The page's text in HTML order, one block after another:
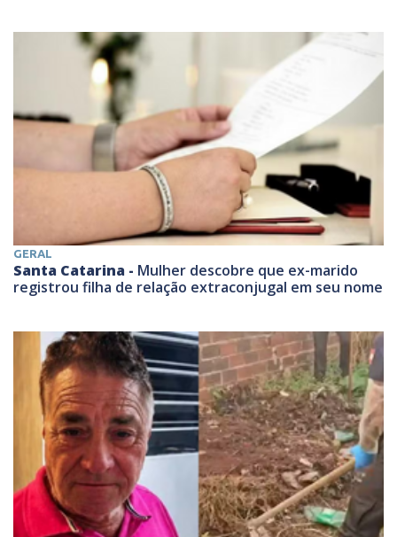
GERAL
Santa Catarina - Mulher descobre que ex-marido
registrou filha de relação extraconjugal em seu nome